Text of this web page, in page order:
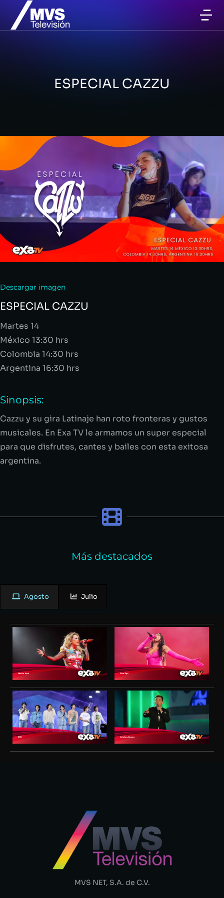
ESPECIAL CAZZU
Descargar imagen
ESPECIAL CAZZU
Martes 14
México 13:30 hrs
Colombia 14:30 hrs
Argentina 16:30 hrs
Sinopsis:
Cazzu y su gira Latinaje han roto fronteras y gustos
musicales. En Exa TVle armamos un super especial
para que disfrutes, cantes y bailes con esta exitosa
argentina.
Más destacados
Agosto Julio
MVS NET, S.A. de C.V.